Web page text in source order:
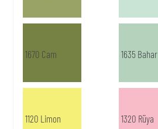
1670 Cam 1635 Bahar
1120 Limon 1320 Rüya